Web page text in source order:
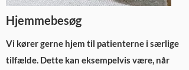
Hjemmebesøg
Vi kører gerne hjem til patienterne i særlige
tilfælde. Dette kan eksempelvis være, når